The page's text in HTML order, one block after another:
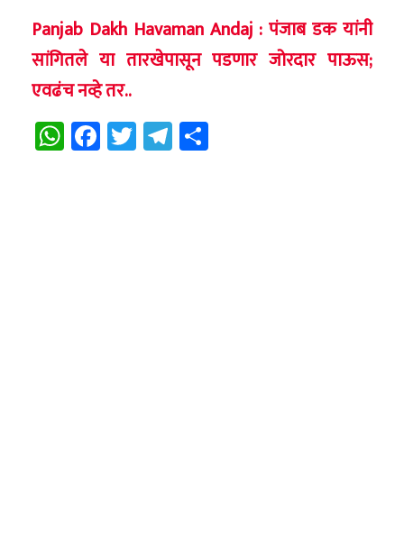
Panjab Dakh Havaman Andaj : पंजाब डक यांनी
सांगितले या तारखेपासून पडणार जोरदार पाऊस;
एवढंच नव्हे तर..
WhatsApp
Facebook
TwitterTelegram